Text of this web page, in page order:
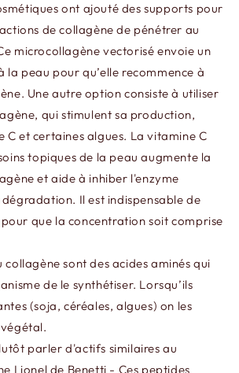
ont ajouté des supports pour
de collagène de pénétrer au
microcollagène vectorisé envoie un
la peau pour qu’elle recommence à
Une autre option consiste à utiliser
qui stimulent sa production,
C et certaines algues. La vitamine C
topiques de la peau augmente la
et aide à inhiber l'enzyme
Il est indispensable de
que la concentration soit comprise
collagène sont des acides aminés qui
de le synthétiser. Lorsqu’ils
(soja, céréales, algues) on les
parler d'actifs similaires au
Lionel de Benetti - Ces peptides